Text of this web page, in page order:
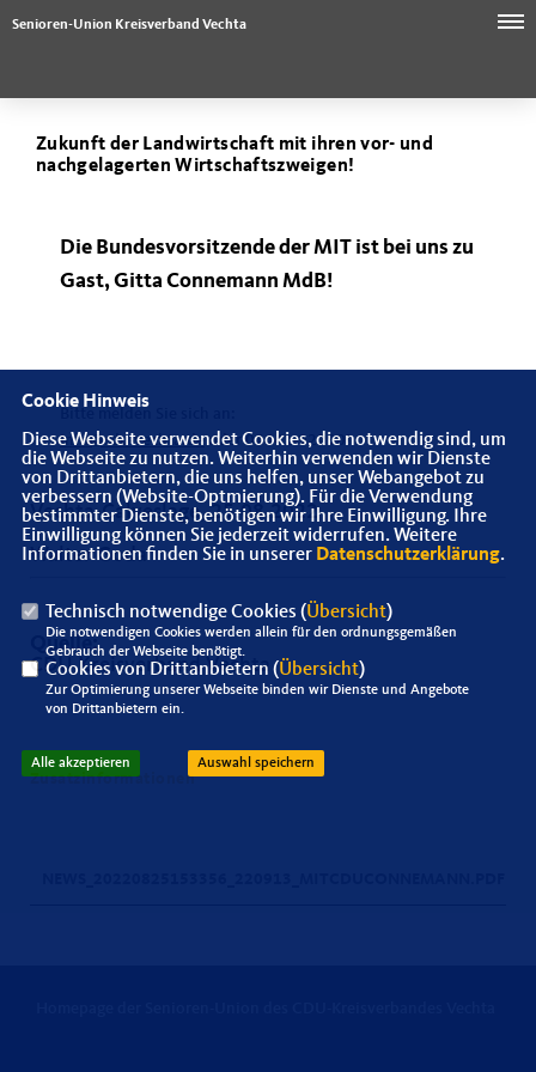
Senioren-Union Kreisverband Vechta
Zukunft der Landwirtschaft mit ihren vor- und
nachgelagerten Wirtschaftszweigen!
Die Bundesvorsitzende der MIT ist bei uns zu
Gast, Gitta Connemann MdB!
info@cdu-vechta.deoder 04441-92290!
Vechta-Calveslage, 25.08.2022
Walter Goda
Quelle:
CDU Kreisverband Vechta
Zusatzinformationen
Cookie Hinweis
Diese Webseite verwendet Cookies, die notwendig sind, um
die Webseite zu nutzen. Weiterhin verwenden wir Dienste
von Drittanbietern, die uns helfen, unser Webangebot zu
verbessern (Website-Optmierung). Für die Verwendung
bestimmter Dienste, benötigen wir Ihre Einwilligung. Ihre
Einwilligung können Sie jederzeit widerrufen. Weitere
Informationen finden Sie in unserer Datenschutzerklärung.
Technisch notwendige Cookies (Übersicht)
Die notwendigen Cookies werden allein für den ordnungsgemäßen
Gebrauch der Webseite benötigt.
Cookies von Drittanbietern (Übersicht)
Zur Optimierung unserer Webseite binden wir Dienste und Angebote
von Drittanbietern ein.
Alle akzeptieren Auswahl speichern